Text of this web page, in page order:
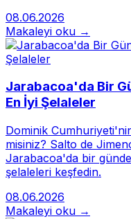
08.06.2026
Makaleyi oku →
Jarabacoa'da Bir
En İyi Şelaleler
Dominik
misiniz? Salto de
Jarabacoa'da bir
şelaleleri keşfedin.
08.06.2026
Makaleyi oku →